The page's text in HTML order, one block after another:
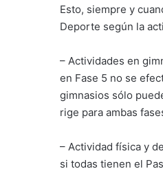
Esto, siempre y
Deporte según la
– Actividades en
en Fase 5 no se
gimnasios sólo
rige para ambas
– Actividad física y
si todas tienen el